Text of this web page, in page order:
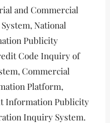
and Commercial
National
Publicity
Code Inquiry of
Commercial
Platform,
Information Publicity
Inquiry System.